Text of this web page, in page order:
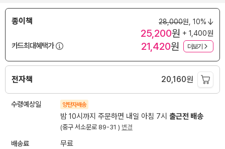
종이책 28,000원, 10%
25,200원 + 1,400원
카드최대혜택가
21,420원 더보기
전자책 20,160원
수령예상일 양탄자배송
밤 10시까지 주문하면 내일 아침 7시 출근전 배송
(중구 서소문로 89-31 ) 변경
배송료 무료